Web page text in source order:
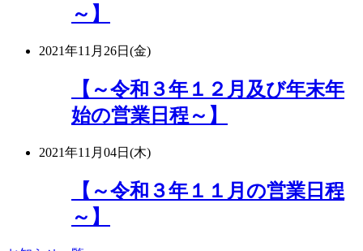
～】
2021年11月26日(金)
【～令和３年１２月及び年末年
始の営業日程～】
2021年11月04日(木)
【～令和３年１１月の営業日程
～】